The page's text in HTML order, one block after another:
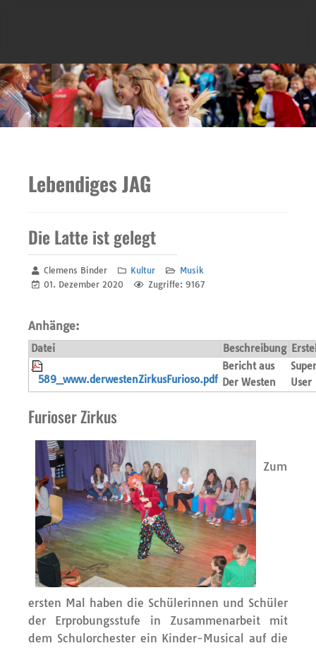
Lebendiges JAG
Die Latte ist gelegt
Clemens Binder Kultur
Musik
01. Dezember 2020
Zugriffe: 9167
Anhänge:
Datei Beschreibung
589_www.derwestenZirkusFurioso.pdf
Bericht aus
Der Westen
Super
User
Furioser Zirkus
Zum
ersten Mal haben die Schülerinnen und Schüler
der Erprobungsstufe in Zusammenarbeit mit
dem Schulorchester ein Kinder-Musical auf die